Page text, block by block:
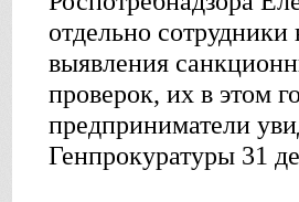
отдельно
выявления
проверок, их в этом
предприниматели
Генпрокуратуры 31